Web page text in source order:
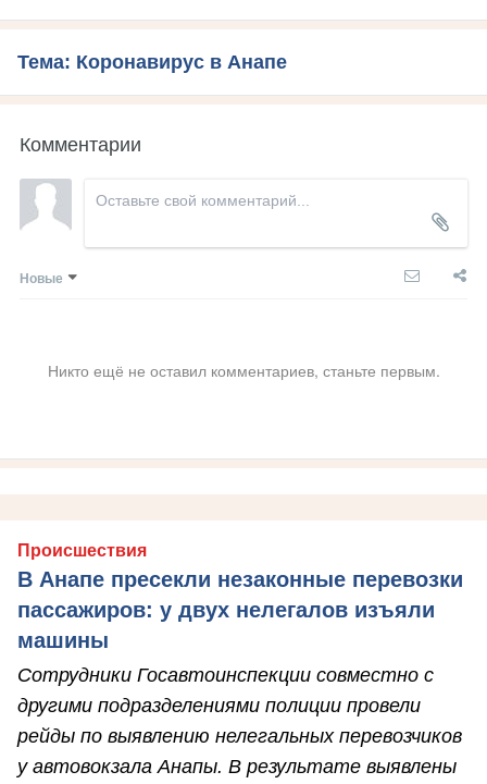
Тема: Коронавирус в Анапе
Комментарии
Новые
Никто ещё не оставил комментариев, станьте первым.
Происшествия
В Анапе пресекли незаконные перевозки
пассажиров: у двух нелегалов изъяли
машины
Сотрудники Госавтоинспекции совместно с
другими подразделениями полиции провели
рейды по выявлению нелегальных перевозчиков
у автовокзала Анапы. В результате выявлены